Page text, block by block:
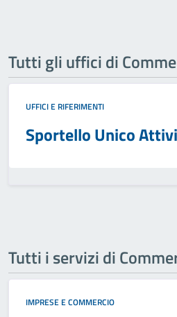
Tutti gli uffici di
UFFICI E RIFERIMENTI
Sportello Unico
Tutti i servizi di
IMPRESE E COMMERCIO